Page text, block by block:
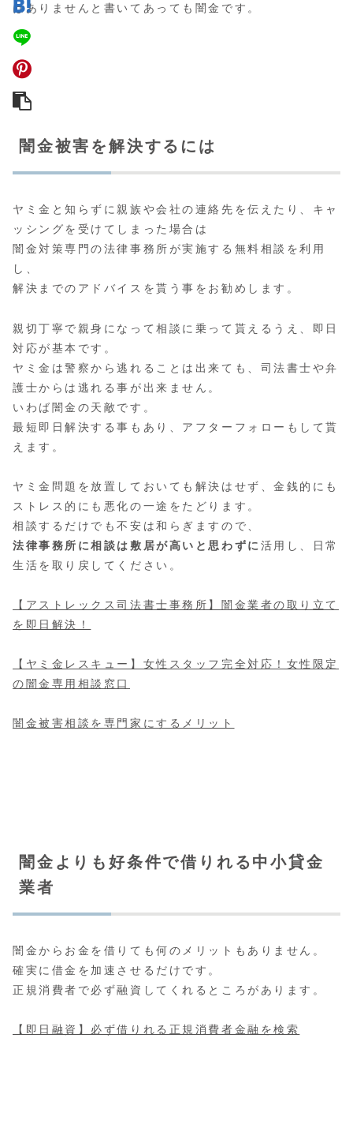
はありませんと書いてあっても闇金です。
闇金被害を解決するには
ヤミ金と知らずに親族や会社の連絡先を伝えたり、キャ
ッシングを受けてしまった場合は
闇金対策専門の法律事務所が実施する無料相談 を利用
し、
解決までのアドバイスを貰う事をお勧めします。
親切丁寧で親身になって相談に乗って貰えるうえ、即日
対応が基本です。
ヤミ金は警察から逃れることは出来ても、司法書士や弁
護士からは逃れる事が出来ません。
いわば闇金の天敵です。
最短即日解決する事もあり、アフターフォローもして貰
えます。
ヤミ金問題を放置しておいても解決はせず、金銭的にも
ストレス的にも悪化の一途をたどります。
相談するだけでも不安は和らぎますので、
法律事務所に相談は敷居が高いと思わずに 活用し、日常
生活を取り戻してください。
【アストレックス司法書士事務所】闇金業者の取り立て
を即日解決！
【ヤミ金レスキュー】女性スタッフ完全対応！女性限定
の闇金専用相談窓口
闇金被害相談を専門家にするメリット
闇金よりも好条件で借りれる中小貸金
業者
闇金からお金を借りても何のメリットもありません。
確実に借金を加速させるだけです。
正規消費者で必ず融資してくれるところがあります。
【即日融資】必ず借りれる正規消費者金融を検索